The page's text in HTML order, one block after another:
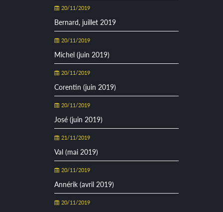
20/11/2019
Bernard, juillet 2019
20/11/2019
Michel (juin 2019)
20/11/2019
Corentin (juin 2019)
20/11/2019
José (juin 2019)
21/11/2019
Val (mai 2019)
20/11/2019
Annérik (avril 2019)
20/11/2019